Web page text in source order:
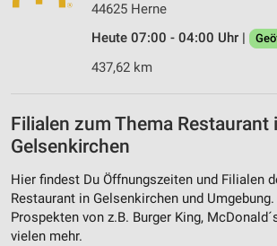
44625 Herne
Heute 07:00 - 04:00 Uhr |
437,62 km
Filialen zum Thema Restaurant
Gelsenkirchen
Hier findest Du Öffnungszeiten und Filialen
Restaurant in Gelsenkirchen und
Prospekten von z.B. Burger King,
vielen mehr.